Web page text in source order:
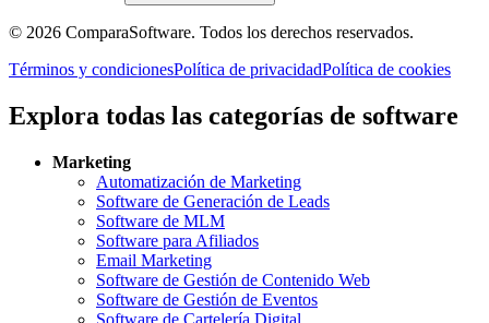
© 2026 ComparaSoftware. Todos los derechos reservados.
Términos y condicionesPolítica de privacidadPolítica de cookies
Explora todas las categorías de software
Marketing
Automatización de Marketing
Software de Generación de Leads
Software de MLM
Software para Afiliados
Email Marketing
Software de Gestión de Contenido Web
Software de Gestión de Eventos
Software de Cartelería Digital